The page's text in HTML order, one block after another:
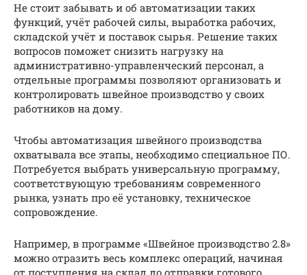
Не стоит забывать и об автоматизации таких
функций, учёт рабочей силы, выработка рабочих,
складской учёт и поставок сырья. Решение таких
вопросов поможет снизить нагрузку на
административно-управленческий персонал, а
отдельные программы позволяют организовать и
контролировать швейное производство у своих
работников на дому.
Чтобы автоматизация швейного производства
охватывала все этапы, необходимо специальное ПО.
Потребуется выбрать универсальную программу,
соответствующую требованиям современного
рынка, узнать про её установку, техническое
сопровождение.
Например, в программе «Швейное производство 2.8»
можно отразить весь комплекс операций, начиная